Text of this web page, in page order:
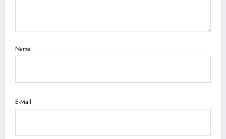
Name
E-Mail